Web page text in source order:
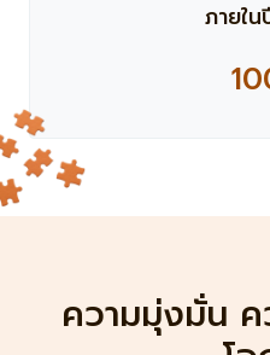
ภายใ
ความมุ่งมั่น ค